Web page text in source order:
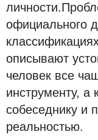
официального
описывают
человек все
инструменту, а
собеседнику и
реальностью.